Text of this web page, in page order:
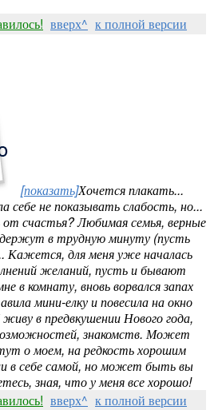
вверх^ к полной версии
[показать]Хочется плакать...
себе не показывать слабость, но...
счастья? Любимая семья, верные
в трудную минуту (пусть
Кажется, для меня уже началась
желаний, пусть и бывают
в комнату, вновь ворвался запах
мини-елку и повесила на окно
живу в предвкушении Нового года,
знакомств. Может
о моем, на редкость хорошим
в себе самой, но может быть вы
зная, что у меня все хорошо!
вверх^ к полной версии